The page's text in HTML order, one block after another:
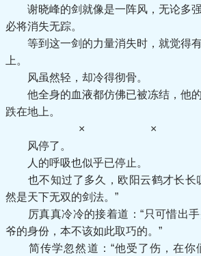
谢晓峰的剑就像是一阵风，无论多强
必将消失无踪。
等到这一剑的力量消失时，就觉得有
上。
风虽然轻，却冷得彻骨。
他全身的血液都仿佛已被冻结，他的
跌在地上。
× ×
风停了。
人的呼吸也似乎已停止。
也不知过了多久，欧阳云鹤才长长
然是天下无双的剑法。”
厉真真冷冷的接着道：“只可惜出手
爷的身份，本不该如此取巧的。”
简传学忽然道：“他受了伤，在你